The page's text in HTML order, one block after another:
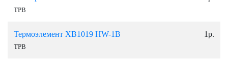
ТРВ
Термоэлемент ХВ1019 НW-1B
ТРВ
1р.